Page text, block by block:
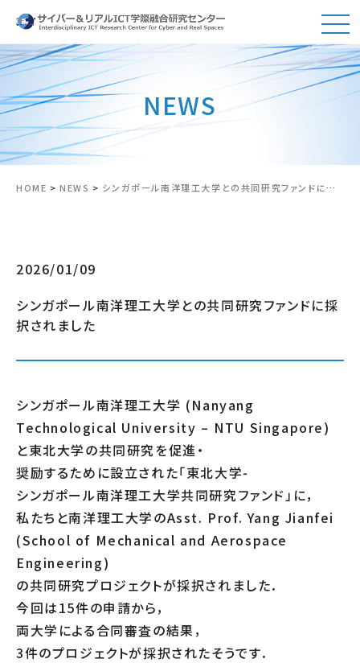
NEWS
HOME >NEWS > シンガポール南洋理工大学との共同研究ファンドに採択されました
2026/01/09
シンガポール南洋理工大学との共同研究ファンドに採
択されました
シンガポール南洋理工大学 (Nanyang
Technological University – NTU Singapore)
と東北大学の共同研究を促進・
奨励するために設立された「東北大学-
シンガポール南洋理工大学共同研究ファンド」に，
私たちと南洋理工大学のAsst. Prof. Yang Jianfei
(School of Mechanical and Aerospace
Engineering)
の共同研究プロジェクトが採択されました．
今回は15件の申請から，
両大学による合同審査の結果，
3件のプロジェクトが採択されたそうです．